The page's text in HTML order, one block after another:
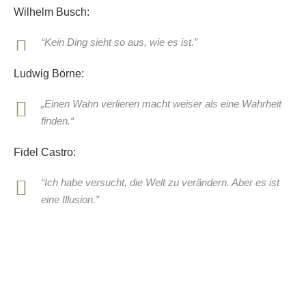
Wilhelm Busch:
“Kein Ding sieht so aus, wie es ist.”
Ludwig Börne:
„Einen Wahn verlieren macht weiser als eine Wahrheit
finden.“
Fidel Castro:
“Ich habe versucht, die Welt zu verändern. Aber es ist
eine Illusion.”